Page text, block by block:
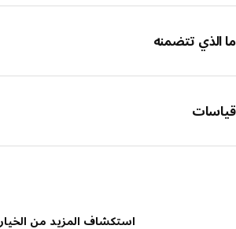
تتضمنه
استكشاف المزيد من الخيارات